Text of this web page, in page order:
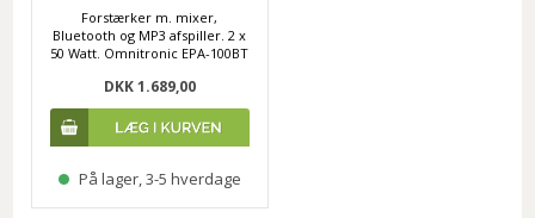
Forstærker m. mixer,
Bluetooth og MP3 afspiller. 2 x
50 Watt. Omnitronic EPA-100BT
DKK 1.689,00
På lager, 3-5 hverdage